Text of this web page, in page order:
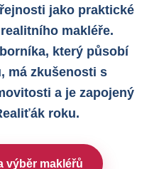
jako praktické
makléře.
který působí
má zkušenosti s
a je zapojený
roku.
výběr makléřů